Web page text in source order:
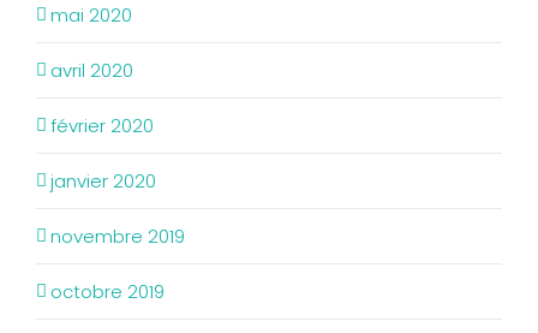
mai 2020
avril 2020
février 2020
janvier 2020
novembre 2019
octobre 2019